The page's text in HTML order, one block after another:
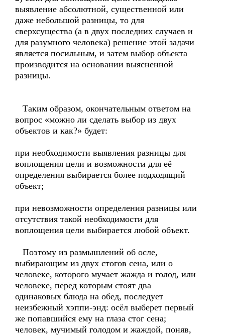
выявление абсолютной, существенной или
даже небольшой разницы, то для
сверхсущества (а в двух последних случаев и
для разумного человека) решение этой задачи
является посильным, и затем выбор объекта
производится на основании выясненной
разницы.
Таким образом, окончательным ответом на
вопрос «можно ли сделать выбор из двух
объектов и как?» будет:
при необходимости выявления разницы для
воплощения цели и возможности для её
определения выбирается более подходящий
объект;
при невозможности определения разницы или
отсутствия такой необходимости для
воплощения цели выбирается любой объект.
Поэтому из размышлений об осле,
выбирающим из двух стогов сена, или о
человеке, которого мучает жажда и голод, или
человеке, перед которым стоят два
одинаковых блюда на обед, последует
неизбежный хэппи-энд: осёл выберет первый
же попавшийся ему на глаза стог сена;
человек, мучимый голодом и жаждой, поняв,